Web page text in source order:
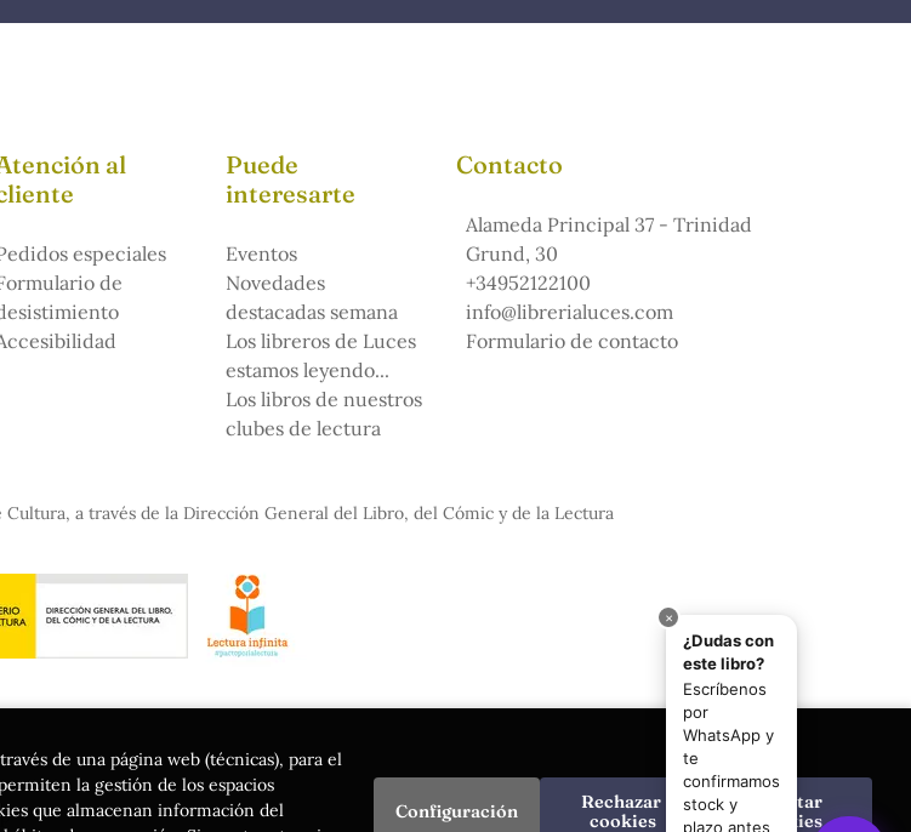
al
especiales
de
Puede
interesarte
Eventos
Novedades
destacadas semana
Los libreros de Luces
estamos leyendo...
Los libros de nuestros
clubes de lectura
Contacto
Alameda Principal 37 - Trinidad
Grund, 30
+34952122100
info@librerialuces.com
Formulario de contacto
a través de la Dirección General del Libro, del Cómic y de la Lectura
de una página web (técnicas), para el
la gestión de los espacios
que almacenan información del
Configuración
Rechazar
cookies
Aceptar
cookies